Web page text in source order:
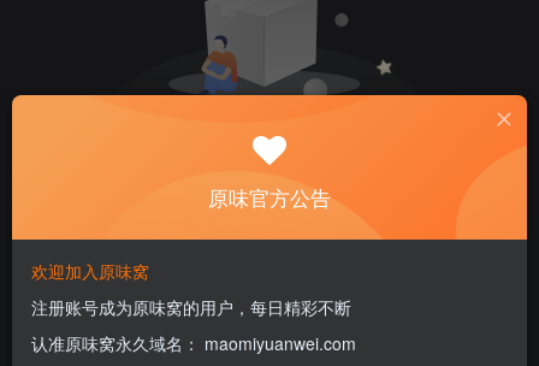
暂无内容
原味官方公告
欢迎加入原味窝
注册账号成为原味窝的用户，每日精彩不断
认准原味窝永久域名： maomiyuanwei.com